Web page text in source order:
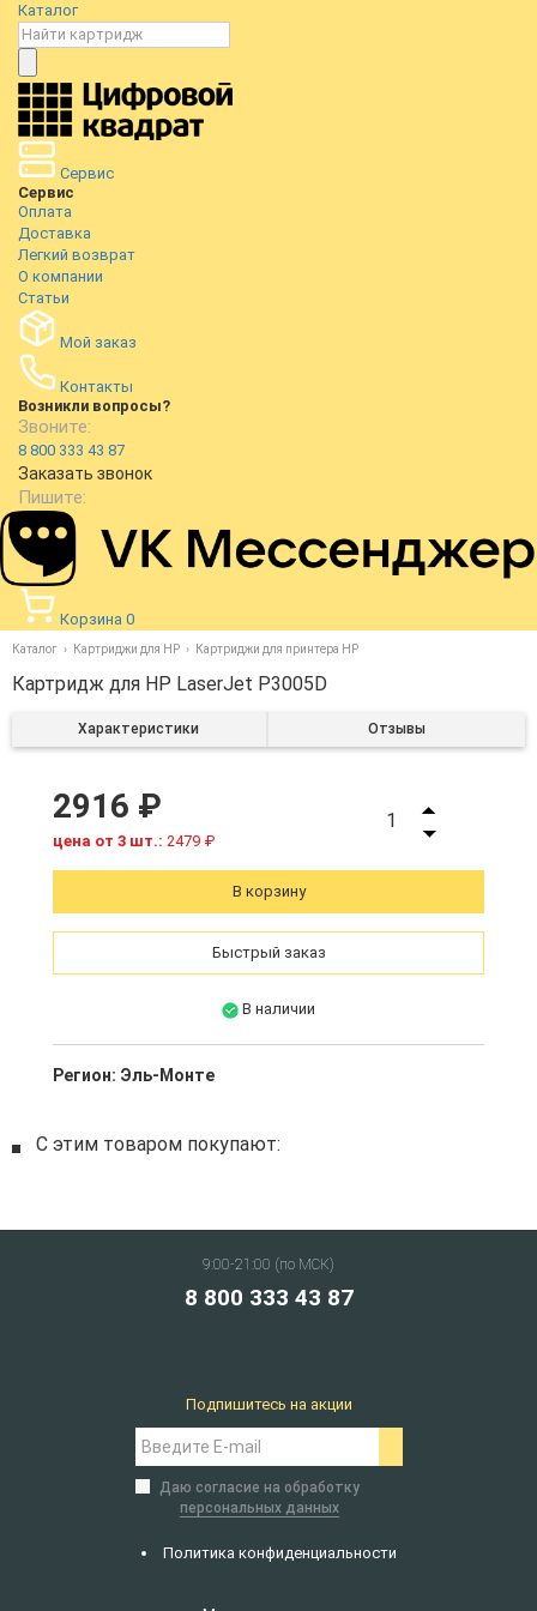
Каталог
Сервис
Сервис
Оплата
Доставка
Легкий возврат
О компании
Статьи
Мой заказ
Контакты
Возникли вопросы?
Звоните:
8 800 333 43 87
Заказать звонок
Пишите:
Корзина 0
Каталог Картриджи для HP Картриджи для принтера HP
Картридж для HP LaserJet P3005D
Характеристики Отзывы
2916 ₽
цена от 3 шт.: 2479 ₽
1
В корзину
Быстрый заказ
В наличии
Регион: Эль-Монте
С этим товаром покупают:
9:00-21:00 (по МСК)
8 800 333 43 87
Политика конфиденциальности
Подпишитесь на акции
Даю согласие на обработку
персональных данных